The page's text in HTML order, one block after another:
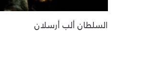
السلطان ألب أرسلان